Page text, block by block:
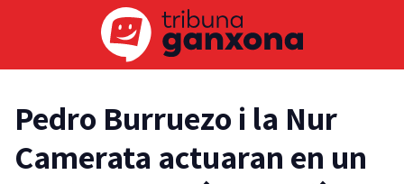
Pedro Burruezo i la Nur
Camerata actuaran en un